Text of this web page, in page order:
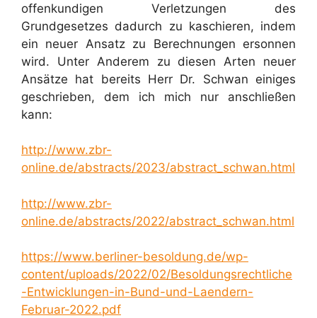
offenkundigen Verletzungen des
Grundgesetzes dadurch zu kaschieren, indem
ein neuer Ansatz zu Berechnungen ersonnen
wird. Unter Anderem zu diesen Arten neuer
Ansätze hat bereits Herr Dr. Schwan einiges
geschrieben, dem ich mich nur anschließen
kann:
http://www.zbr-
online.de/abstracts/2023/abstract_schwan.html
http://www.zbr-
online.de/abstracts/2022/abstract_schwan.html
https://www.berliner-besoldung.de/wp-
content/uploads/2022/02/Besoldungsrechtliche
-Entwicklungen-in-Bund-und-Laendern-
Februar-2022.pdf